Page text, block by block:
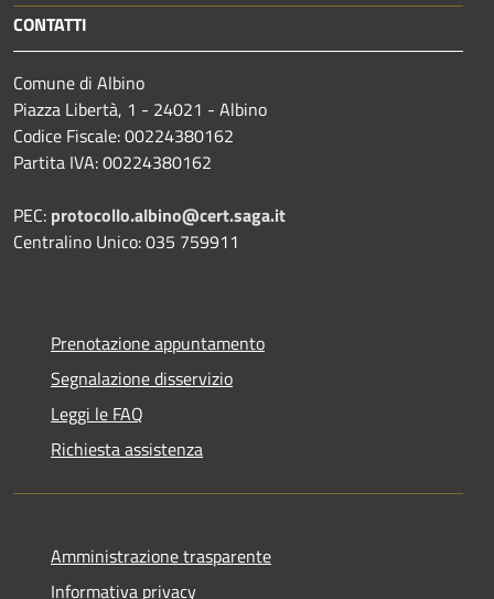
CONTATTI
Comune di Albino
Piazza Libertà, 1 - 24021 - Albino
Codice Fiscale: 00224380162
Partita IVA: 00224380162
PEC: protocollo.albino@cert.saga.it
Centralino Unico: 035 759911
Prenotazione appuntamento
Segnalazione disservizio
Leggi le FAQ
Richiesta assistenza
Amministrazione trasparente
Informativa privacy